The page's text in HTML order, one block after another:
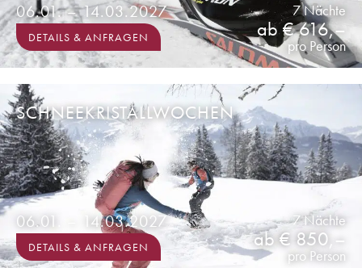
pro Person
ab € 616,–
7 Nächte
DETAILS & ANFRAGEN
06.01. – 14.03.2027
pro Person
ab € 850,–
7 Nächte
DETAILS & ANFRAGEN
06.01. – 14.03.2027
SCHNEEKRISTALLWOCHEN